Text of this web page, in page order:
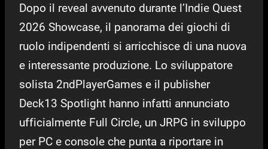
Dopo il reveal avvenuto durante l’Indie Quest
2026 Showcase, il panorama dei giochi di
ruolo indipendenti si arricchisce di una nuova
e interessante produzione. Lo sviluppatore
solista 2ndPlayerGames e il publisher
Deck13 Spotlight hanno infatti annunciato
ufficialmente Full Circle, un JRPG in sviluppo
per PC e console che punta a riportare in